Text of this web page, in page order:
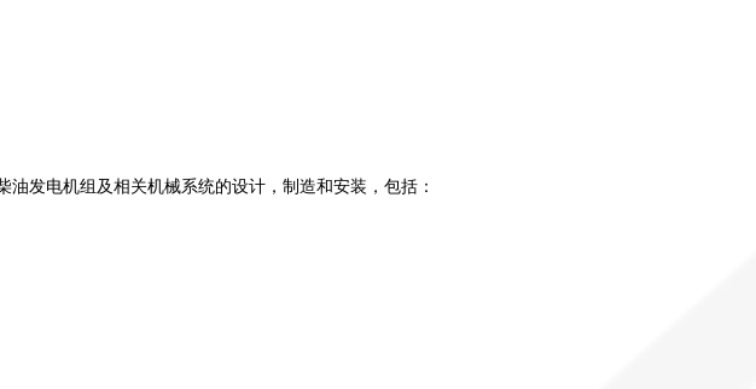
发电机组及相关机械系统的设计，制造和安装，包括：